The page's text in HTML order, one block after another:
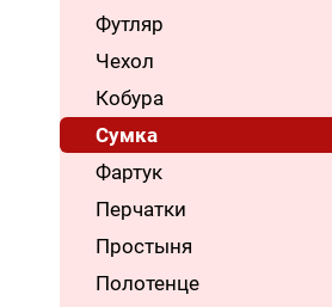
Футляр
Чехол
Кобура
Сумка
Фартук
Перчатки
Простыня
Полотенце